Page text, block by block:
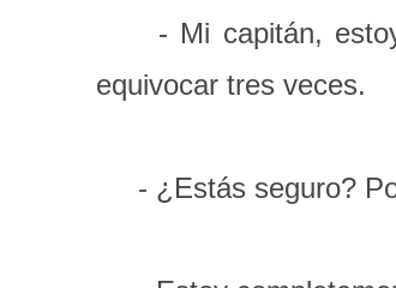
- Mi capitán, estoy
equivocar tres veces.
- ¿Estás seguro?